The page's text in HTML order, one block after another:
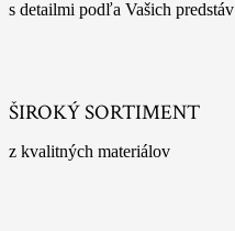
s detailmi podľa Vašich predstáv
ŠIROKÝ SORTIMENT
z kvalitných materiálov